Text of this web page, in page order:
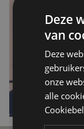
Deze
van
Deze
onze
alle